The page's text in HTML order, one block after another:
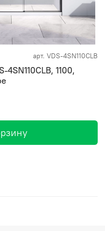
арт. VDS-4SN110CLB
1100,